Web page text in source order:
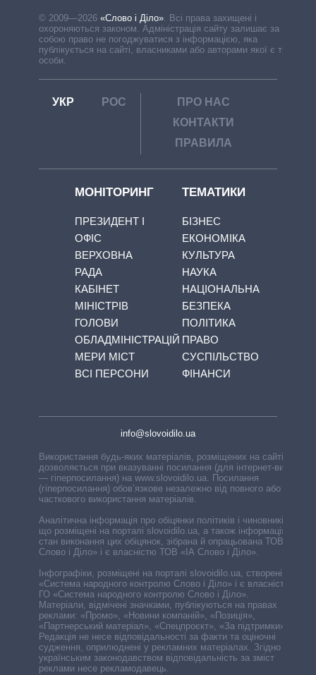
© 2009—2026 «Слово і Діло»
Всі права захищені і
охороняються законом. Адміністрація сайту залишає за
собою право не погоджуватися з інформацією, яка
публікується на сайті, власниками або авторами якої є треті
особи.
УКР РОС
ПРО НАС
КОНТАКТИ
ПРАВИЛА
МОНІТОРИНГ
ПРЕЗИДЕНТ І
ОФІС
ВЕРХОВНА
РАДА
КАБІНЕТ
МІНІСТРІВ
ГОЛОВИ
ОБЛАДМІНІСТРАЦІЙ
МЕРИ МІСТ
ВСІ ПЕРСОНИ
ТЕМАТИКИ
БІЗНЕС
ЕКОНОМІКА
КУЛЬТУРА
НАУКА
НАЦІОНАЛЬНА
БЕЗПЕКА
ПОЛІТИКА
ПРАВО
СУСПІЛЬСТВО
ФІНАНСИ
info@slovoidilo.ua
Використання будь-яких матеріалів, розміщених на сайті,
дозволяється при вказуванні посилання (для інтернет-видань
— гіперпосилання) на www.slovoidilo.ua. Посилання
(гіперпосилання) обов’язкове незалежно від повного або
часткового використання матеріалів.
Аналітична інформація про обіцянки політиків і чиновників,
що розміщені на порталі slovoidilo.ua, а також інформація про
стан виконання цих обіцянок, зібрана й опрацьована ТОВ «ІА
Слово і Діло» і є власністю ТОВ «ІА Слово і Діло».
Інфографіки, розміщені на порталі slovoidilo.ua, створені ГО
«Система народного контролю Слово і Діло» і є власністю
ГО «Система народного контролю Слово і Діло».
Матеріали, відмічені значками, публікуються на правах
реклами: «Промо», «Новини компаній», «Позиція»,
«Партнерський матеріал», «Спецпроєкт», «За підтримки».
Редакція не несе відповідальності за факти та оціночні
судження, оприлюднені у рекламних матеріалах. Згідно з
українським законодавством відповідальність за зміст
реклами несе рекламодавець.